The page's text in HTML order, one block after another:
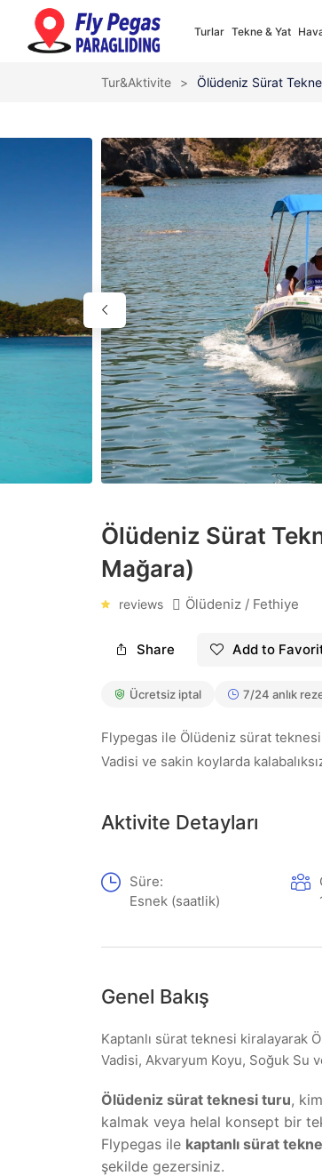
Turlar Tekne & Yat
Select your
Türkçe
Turkish
✓Full Support
Nederlands
Dutch
中文
Chinese
Romanian
Tur&Aktivite > Ölüdeniz Sürat
Ölüdeniz Sürat
Mağara)
reviews Ölüdeniz / Fethiye
Share Add to
Ücretsiz iptal 7/24 anlık
Flypegas ile Ölüdeniz sürat
Vadisi ve sakin koylarda
Aktivite Detayları
Süre:
Esnek (saatlik)
Genel Bakış
Kaptanlı sürat teknesi kiralayarak
Vadisi, Akvaryum Koyu, Soğuk Su
Ölüdeniz sürat teknesi turu,
kalmak veya helal konsept bir
Flypegas ile kaptanlı sürat
şekilde gezersiniz.